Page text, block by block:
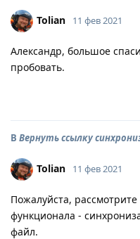
Tolian 11 фев 2021
Александр, большое
пробовать.
В Вернуть ссылку
Tolian 11 фев 2021
Пожалуйста,
функционала -
файл.